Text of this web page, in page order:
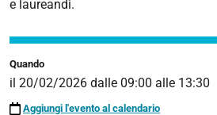
Evento
2026-
02-
20T09:00:00+01:00
Quando
il 20/02/2026 dalle 09:00 alle 13:30
Aggiungi l'evento al calendario
e laureandi.